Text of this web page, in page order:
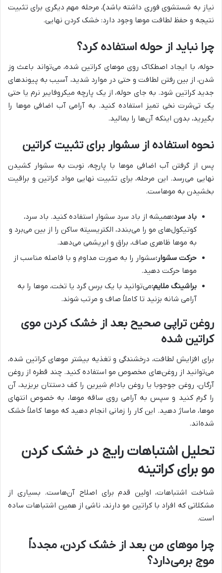
نیاز به شستشوی فوری داشته باشد)، مرحله مهم دیگری برای تثبیت
نتیجه و حفظ لطافت موها وجود دارد: خشک کردن نهایی.
چرا نباید از حوله استفاده کرد؟
حوله، با ایجاد اصطکاک روی موهای کراتین شده، می‌تواند باعث وز
شدن، از بین رفتن لطافت و حتی در موارد شدید، آسیب به پیوندهای
جدید کراتین شود. به جای حوله، از یک پارچه میکروفایبر نرم یا حتی
یک تی‌شرت نخی تمیز استفاده کنید. به آرامی آب اضافی موها را
بگیرید، بدون اینکه آن‌ها را بمالید.
نحوه استفاده از سشوار برای تثبیت کراتین
پس از گرفتن آب اضافی موها با پارچه، نوبت به سشوار کشیدن
نهایی می‌رسد. این مرحله، برای تثبیت نهایی مواد کراتین و براقیت
بخشیدن به موهاست.
باد سرد:همیشه از باد سرد سشوار استفاده کنید. باد سرد،
کوتیکول‌های مو را می‌بندد، الکتریسیته ساکن را از بین می‌برد و
به موها ظاهری صاف، براق و ابریشمی می‌دهد.
حرکت سشوار:سشوار را به صورت مداوم و با فاصله مناسب از
موها حرکت دهید.
براشینگ ملایم:می‌توانید با یک برس گرد یا تخت، موها را به
آرامی شانه بزنید تا کاملاً صاف و مرتب شوند.
روغن تراپی صحیح بعد از خشک کردن موی
کراتین شده
برای افزایش لطافت، درخشندگی و تغذیه بیشتر موهای کراتین شده،
می‌توانید از روغن‌های مخصوص مو استفاده کنید. چند قطره از روغن
آرگان، روغن جوجوبا یا روغن بادام شیرین را کف دستتان بریزید، آن
را گرم کنید و سپس به آرامی روی ساقه موها، به خصوص انتهای
موها، ماساژ دهید. این کار را زمانی انجام دهید که موها کاملاً خشک
شده‌اند.
تحلیل اشتباهات رایج در خشک کردن
مو برای کراتینه
شناخت اشتباهات، اولین قدم برای اصلاح آن‌هاست. بسیاری از
مشکلاتی که افراد با کراتین مو دارند، ناشی از همین اشتباهات ساده
است.
چرا موهای من بعد از خشک کردن، مجدداً
موج برمی‌دارد؟